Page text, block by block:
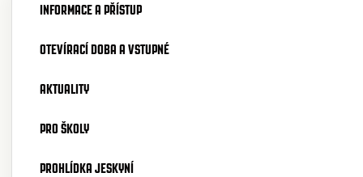
INFORMACE A PŘÍSTUP
OTEVÍRACÍ DOBA A VSTUPNÉ
AKTUALITY
PRO ŠKOLY
PROHLÍDKA JESKYNÍ